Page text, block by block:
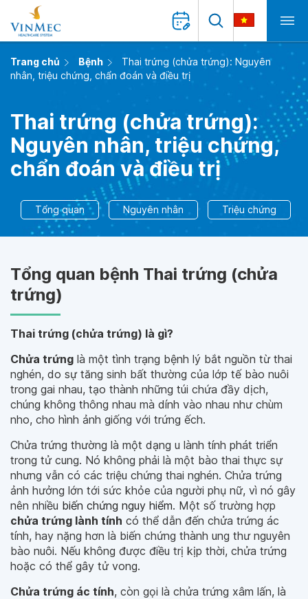
Trang chủ Bệnh
Thai trứng (chửa trứng): Nguyên
nhân, triệu chứng, chẩn đoán và điều trị
Thai trứng (chửa trứng):
Nguyên nhân, triệu chứng,
chẩn đoán và điều trị
Tổng quan Nguyên nhân Triệu chứng
Tổng quan bệnh Thai trứng (chửa
trứng)
Thai trứng (chửa trứng) là gì?
Chửa trứng là một tình trạng bệnh lý bắt nguồn từ thai
nghén, do sự tăng sinh bất thường của lớp tế bào nuôi
trong gai nhau, tạo thành những túi chứa đầy dịch,
chúng không thông nhau mà dính vào nhau như chùm
nho, cho hình ảnh giống với trứng ếch.
Chửa trứng thường là một dạng u lành tính phát triển
trong tử cung. Nó không phải là một bào thai thực sự
nhưng vẫn có các triệu chứng thai nghén. Chửa trứng
ảnh hưởng lớn tới sức khỏe của người phụ nữ, vì nó gây
nên nhiều biến chứng nguy hiểm. Một số trường hợp
chửa trứng lành tính có thể dẫn đến chửa trứng ác
tính, hay nặng hơn là biến chứng thành ung thư nguyên
bào nuôi. Nếu không được điều trị kịp thời, chửa trứng
hoặc có thể gây tử vong.
Chửa trứng ác tính, còn gọi là chửa trứng xâm lấn, là